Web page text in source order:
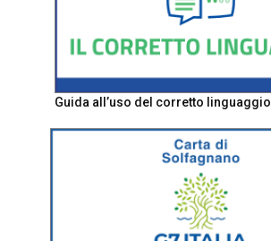
Guida all’uso del corretto linguaggio